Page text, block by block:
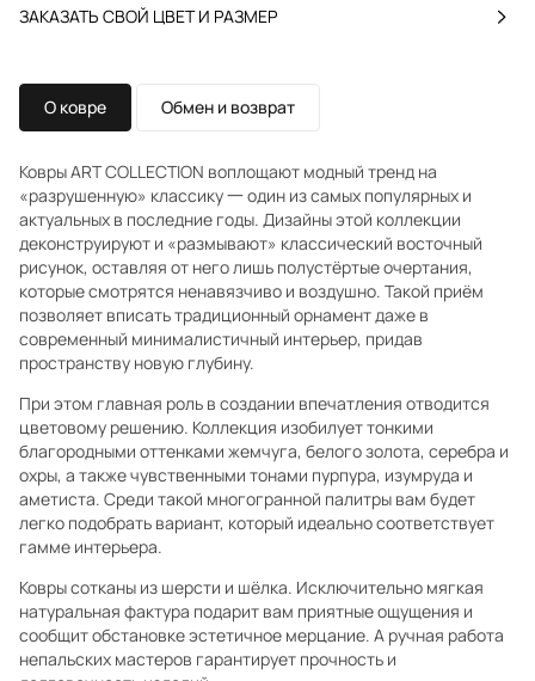
ЗАКАЗАТЬ СВОЙ ЦВЕТ И РАЗМЕР
О ковре Обмен и возврат
Ковры ART COLLECTION воплощают модный тренд на
«разрушенную» классику 一 один из самых популярных и
актуальных в последние годы. Дизайны этой коллекции
деконструируют и «размывают» классический восточный
рисунок, оставляя от него лишь полустёртые очертания,
которые смотрятся ненавязчиво и воздушно. Такой приём
позволяет вписать традиционный орнамент даже в
современный минималистичный интерьер, придав
пространству новую глубину.
При этом главная роль в создании впечатления отводится
цветовому решению. Коллекция изобилует тонкими
благородными оттенками жемчуга, белого золота, серебра и
охры, а также чувственными тонами пурпура, изумруда и
аметиста. Среди такой многогранной палитры вам будет
легко подобрать вариант, который идеально соответствует
гамме интерьера.
Ковры сотканы из шерсти и шёлка. Исключительно мягкая
натуральная фактура подарит вам приятные ощущения и
сообщит обстановке эстетичное мерцание. А ручная работа
непальских мастеров гарантирует прочность и